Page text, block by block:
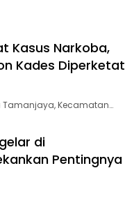
Kasus Narkoba,
Kades Diperketat
Tamanjaya, Kecamatan…
di
Pentingnya